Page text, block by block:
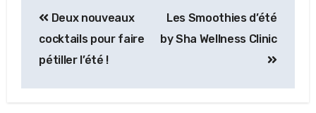
Deux nouveaux
cocktails pour faire
pétiller l’été !
Les Smoothies d’été
by Sha Wellness Clinic